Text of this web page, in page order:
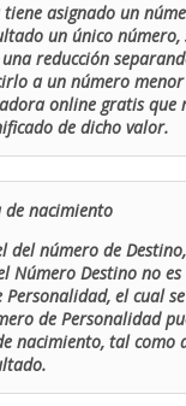
asignado un
un único
reducción
a un número
online gratis
de dicho valor.
nacimiento
del número de
Número Destino no
el cual
de Personalidad
nacimiento, tal